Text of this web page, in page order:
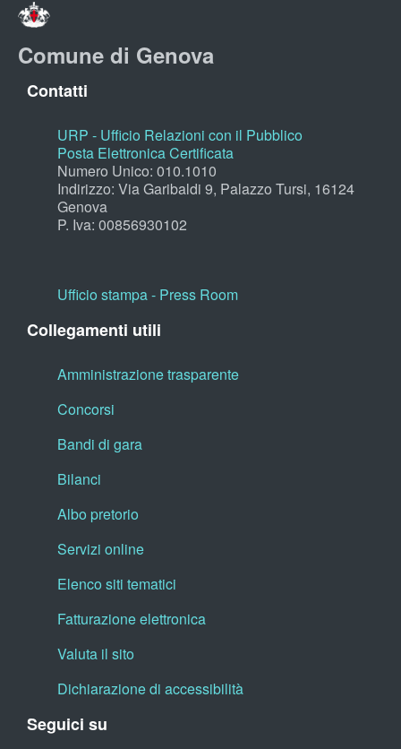
Comune di Genova
Contatti
URP - Ufficio Relazioni con il Pubblico
Posta Elettronica Certificata
Numero Unico: 010.1010
Indirizzo: Via Garibaldi 9, Palazzo Tursi, 16124
Genova
P. Iva: 00856930102
Ufficio stampa - Press Room
Collegamenti utili
Amministrazione trasparente
Concorsi
Bandi di gara
Bilanci
Albo pretorio
Servizi online
Elenco siti tematici
Fatturazione elettronica
Valuta il sito
Dichiarazione di accessibilità
Seguici su